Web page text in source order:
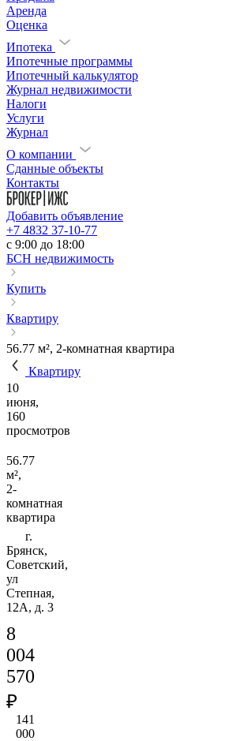
Аренда
Оценка
Ипотека
Ипотечные программы
Ипотечный калькулятор
Журнал недвижимости
Налоги
Услуги
Журнал
О компании
Сданные объекты
Контакты
Добавить объявление
+7 4832 37-10-77
c 9:00 до 18:00
БСН недвижимость
Купить
Квартиру
56.77 м², 2-комнатная квартира
Квартиру
10
июня,
160
просмотров
56.77
м²,
2-
комнатная
квартира
г.
Брянск,
Советский,
ул
Степная,
12А, д. 3
8
004
570
₽
141
000